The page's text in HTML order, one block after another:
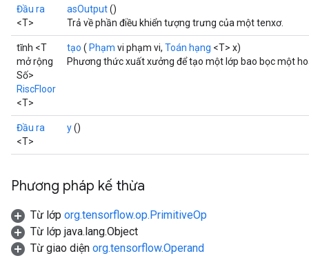
Đầu ra
<T>
asOutput()
Trả về phần điều khiển tượng trưng của một tenxơ.
tĩnh <T
mở rộng
Số>
RiscFloor
<T>
tạo ( Phạm vi phạm vi, Toán hạng <T> x)
Phương thức xuất xưởng để tạo một lớp bao bọc một
Đầu ra
<T>
y()
Phương pháp kế thừa
Từ lớp org.tensorflow.op.PrimitiveOp
Từ lớp java.lang.Object
Từ giao diện org.tensorflow.Operand